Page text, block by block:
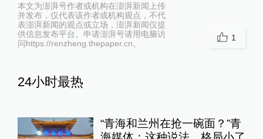
本文为澎湃号作者或机构在澎湃新闻上传
并发布，仅代表该作者或机构观点，不代
表澎湃新闻的观点或立场，澎湃新闻仅提
供信息发布平台。申请澎湃号请用电脑访
问https://renzheng.thepaper.cn。
1
24小时最热
“青海和兰州在抢一碗面？”青